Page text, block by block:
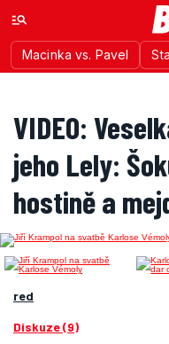
Macinka vs. Pavel
VIDEO:
jeho Lely:
hostině a
red
Diskuze (9)